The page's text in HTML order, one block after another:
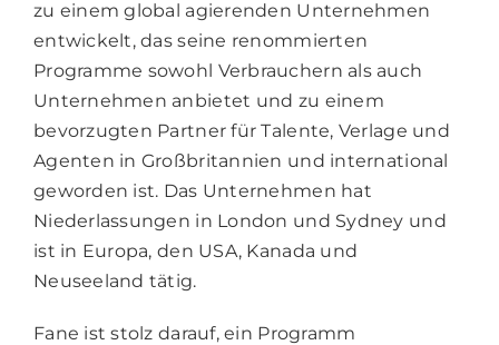
zu einem global agierenden Unternehmen
entwickelt, das seine renommierten
Programme sowohl Verbrauchern als auch
Unternehmen anbietet und zu einem
bevorzugten Partner für Talente, Verlage und
Agenten in Großbritannien und international
geworden ist. Das Unternehmen hat
Niederlassungen in London und Sydney und
ist in Europa, den USA, Kanada und
Neuseeland tätig.
Fane ist stolz darauf, ein Programm